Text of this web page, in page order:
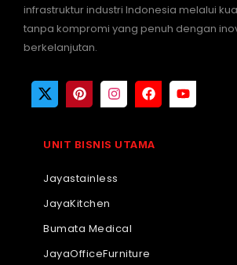
infrastruktur industri Indonesia melalui
tanpa kompromi yang penuh dengan
berkelanjutan.
UNIT BISNIS UTAMA
Jayastainless
JayaKitchen
Bumata Medical
JayaOfficeFurniture